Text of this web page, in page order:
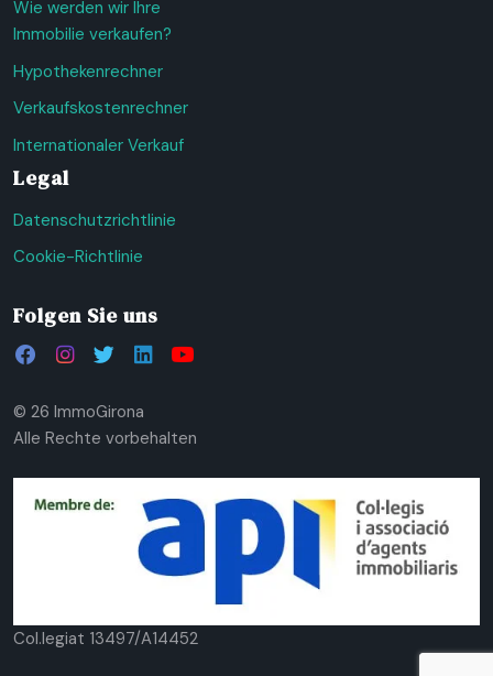
Wie werden wir Ihre
Immobilie verkaufen?
Hypothekenrechner
Verkaufskostenrechner
Internationaler Verkauf
Legal
Datenschutzrichtlinie
Cookie-Richtlinie
Folgen Sie uns
© 26 ImmoGirona
Alle Rechte vorbehalten
Col.legiat 13497/A14452